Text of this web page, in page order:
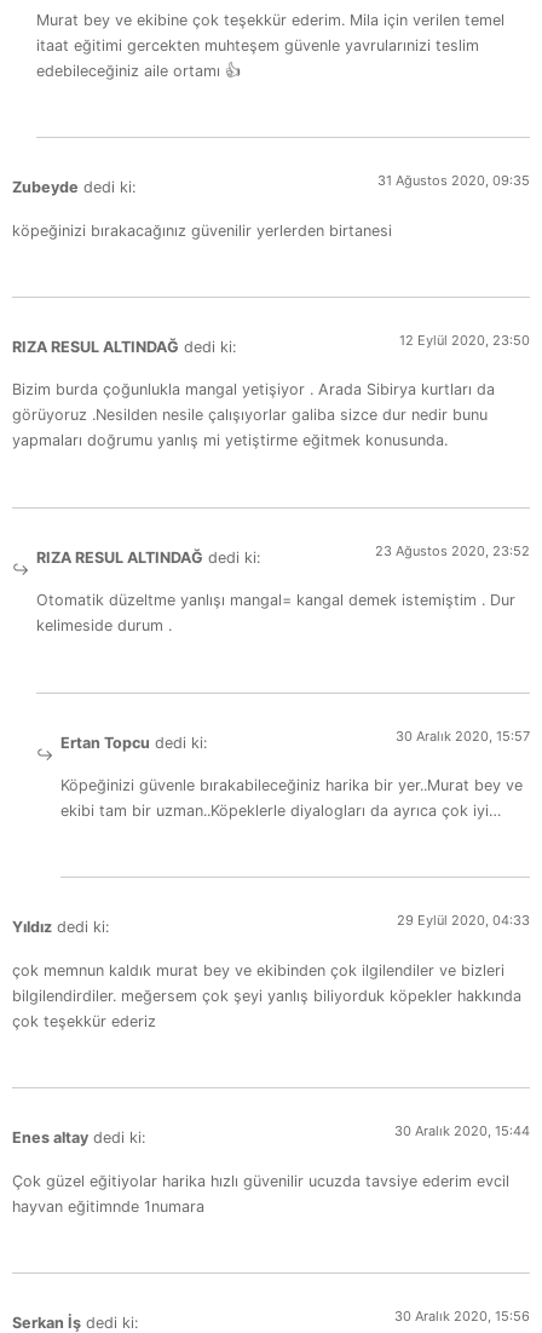
Murat bey ve ekibine çok teşekkür ederim. Mila için verilen temel
itaat eğitimi gercekten muhteşem güvenle yavrularınizi teslim
edebileceğiniz aile ortamı 👍
Zubeyde dedi ki: 31 Ağustos 2020, 09:35
köpeğinizi bırakacağınız güvenilir yerlerden birtanesi
RIZA RESUL ALTINDAĞ dedi ki: 12 Eylül 2020, 23:50
Bizim burda çoğunlukla mangal yetişiyor . Arada Sibirya kurtları da
görüyoruz .Nesilden nesile çalışıyorlar galiba sizce dur nedir bunu
yapmaları doğrumu yanlış mi yetiştirme eğitmek konusunda.
RIZA RESUL ALTINDAĞ dedi ki: 23 Ağustos 2020, 23:52
Otomatik düzeltme yanlışı mangal= kangal demek istemiştim . Dur
kelimeside durum .
Ertan Topcu dedi ki: 30 Aralık 2020, 15:57
Köpeğinizi güvenle bırakabileceğiniz harika bir yer..Murat bey ve
ekibi tam bir uzman..Köpeklerle diyalogları da ayrıca çok iyi…
Yıldız dedi ki: 29 Eylül 2020, 04:33
çok memnun kaldık murat bey ve ekibinden çok ilgilendiler ve bizleri
bilgilendirdiler. meğersem çok şeyi yanlış biliyorduk köpekler hakkında
çok teşekkür ederiz
Enes altay dedi ki: 30 Aralık 2020, 15:44
Çok güzel eğitiyolar harika hızlı güvenilir ucuzda tavsiye ederim evcil
hayvan eğitimnde 1numara
Serkan İş dedi ki: 30 Aralık 2020, 15:56